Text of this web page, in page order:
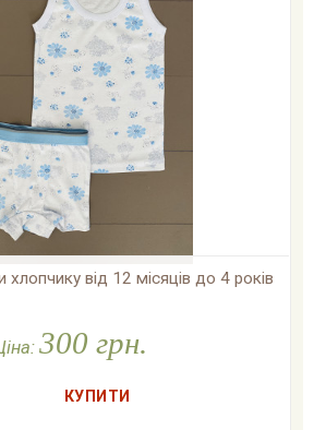
від 12 місяців до 4 років
300 грн.